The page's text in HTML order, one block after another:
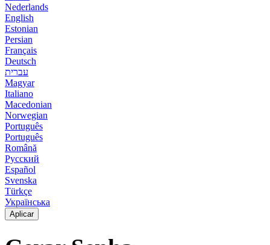
Nederlands
English
Estonian
Persian
Français
Deutsch
עברית
Magyar
Italiano
Macedonian
Norwegian
Português
Português
Română
Русский
Español
Svenska
Türkçe
Українська
Aplicar